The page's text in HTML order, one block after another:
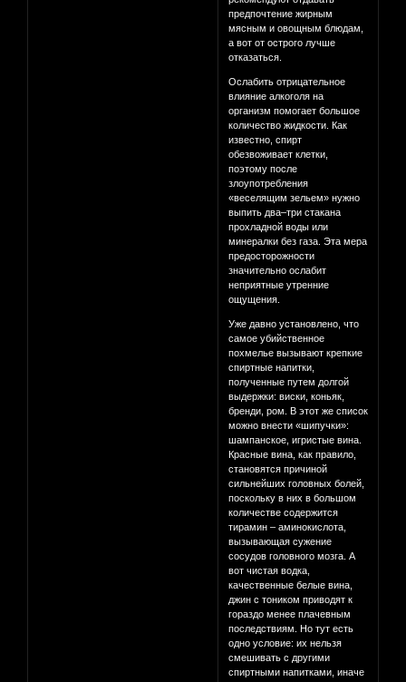
предпочтение жирным
мясным и овощным блюдам,
а вот от острого лучше
отказаться.
Ослабить отрицательное
влияние алкоголя на
организм помогает большое
количество жидкости. Как
известно, спирт
обезвоживает клетки,
поэтому после
злоупотребления
«веселящим зельем» нужно
выпить два–три стакана
прохладной воды или
минералки без газа. Эта мера
предосторожности
значительно ослабит
неприятные утренние
ощущения.
Уже давно установлено, что
самое убийственное
похмелье вызывают крепкие
спиртные напитки,
полученные путем долгой
выдержки: виски, коньяк,
бренди, ром. В этот же список
можно внести «шипучки»:
шампанское, игристые вина.
Красные вина, как правило,
становятся причиной
сильнейших головных болей,
поскольку в них в большом
количестве содержится
тирамин – аминокислота,
вызывающая сужение
сосудов головного мозга. А
вот чистая водка,
качественные белые вина,
джин с тоником приводят к
гораздо менее плачевным
последствиям. Но тут есть
одно условие: их нельзя
смешивать с другими
спиртными напитками, иначе